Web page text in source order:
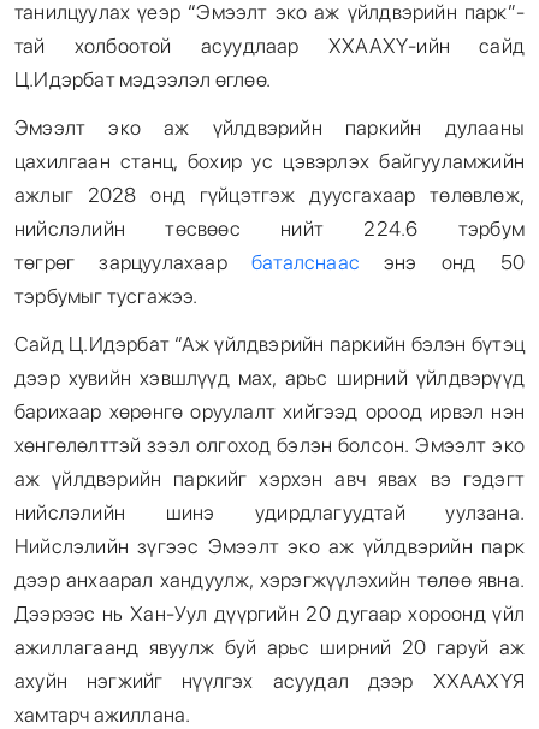
танилцуулах үеэр “Эмээлт эко аж үйлдвэрийн парк”-
тай холбоотой асуудлаар ХХААХҮ-ийн сайд
Ц.Идэрбат мэдээлэл өглөө.
Эмээлт эко аж үйлдвэрийн паркийн дулааны
цахилгаан станц, бохир ус цэвэрлэх байгууламжийн
ажлыг 2028 онд гүйцэтгэж дуусгахаар төлөвлөж,
нийслэлийн төсвөөс нийт 224.6 тэрбум
төгрөг зарцуулахаар баталснаас энэ онд 50
тэрбумыг тусгажээ.
Сайд Ц.Идэрбат “Аж үйлдвэрийн паркийн бэлэн бүтэц
дээр хувийн хэвшлүүд мах, арьс ширний үйлдвэрүүд
барихаар хөрөнгө оруулалт хийгээд ороод ирвэл нэн
хөнгөлөлттэй зээл олгоход бэлэн болсон. Эмээлт эко
аж үйлдвэрийн паркийг хэрхэн авч явах вэ гэдэгт
нийслэлийн шинэ удирдлагуудтай уулзана.
Нийслэлийн зүгээс Эмээлт эко аж үйлдвэрийн парк
дээр анхаарал хандуулж, хэрэгжүүлэхийн төлөө явна.
Дээрээс нь Хан-Уул дүүргийн 20 дугаар хороонд үйл
ажиллагаанд явуулж буй арьс ширний 20 гаруй аж
ахуйн нэгжийг нүүлгэх асуудал дээр ХХААХҮЯ
хамтарч ажиллана.